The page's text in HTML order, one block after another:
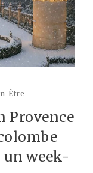
Être
Provence
un week-